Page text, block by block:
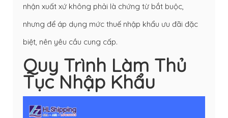
nhận xuất xứ không phải là chứng từ bắt buộc,
nhưng để áp dụng mức thuế nhập khẩu ưu đãi đặc
biệt, nên yêu cầu cung cấp.
Quy Trình Làm Thủ
Tục Nhập Khẩu